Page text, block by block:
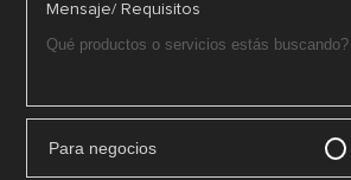
Mensaje/ Requisitos
Para negocios